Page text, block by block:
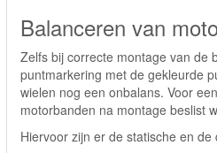
Balanceren van
Zelfs bij correcte montage van de
puntmarkering met de gekleurde
wielen nog een onbalans. Voor
motorbanden na montage beslist
Hiervoor zijn er de statische en